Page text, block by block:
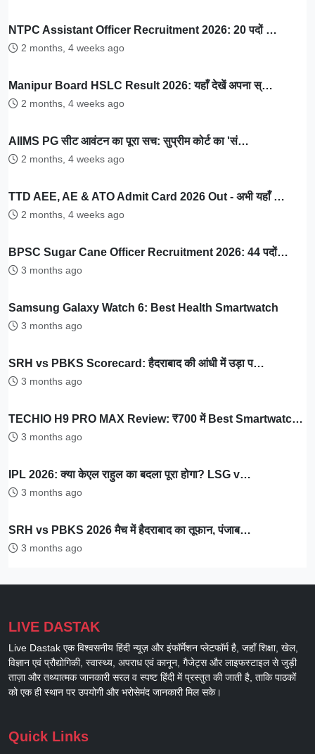
NTPC Assistant Officer Recruitment 2026: 20 पदों …
2 months, 4 weeks ago
Manipur Board HSLC Result 2026: यहाँ देखें अपना स्…
2 months, 4 weeks ago
AIIMS PG सीट आवंटन का पूरा सच: सुप्रीम कोर्ट का 'सं…
2 months, 4 weeks ago
TTD AEE, AE & ATO Admit Card 2026 Out - अभी यहाँ …
2 months, 4 weeks ago
BPSC Sugar Cane Officer Recruitment 2026: 44 पदों…
3 months ago
Samsung Galaxy Watch 6: Best Health Smartwatch
3 months ago
SRH vs PBKS Scorecard: हैदराबाद की आंधी में उड़ा प…
3 months ago
TECHIO H9 PRO MAX Review: ₹700 में Best Smartwatc…
3 months ago
IPL 2026: क्या केएल राहुल का बदला पूरा होगा? LSG v…
3 months ago
SRH vs PBKS 2026 मैच में हैदराबाद का तूफान, पंजाब…
3 months ago
LIVE DASTAK
Live Dastak एक विश्वसनीय हिंदी न्यूज़ और इंफॉर्मेशन प्लेटफॉर्म है, जहाँ शिक्षा, खेल,
विज्ञान एवं प्रौद्योगिकी, स्वास्थ्य, अपराध एवं कानून, गैजेट्स और लाइफस्टाइल से जुड़ी
ताज़ा और तथ्यात्मक जानकारी सरल व स्पष्ट हिंदी में प्रस्तुत की जाती है, ताकि पाठकों
को एक ही स्थान पर उपयोगी और भरोसेमंद जानकारी मिल सके।
Quick Links